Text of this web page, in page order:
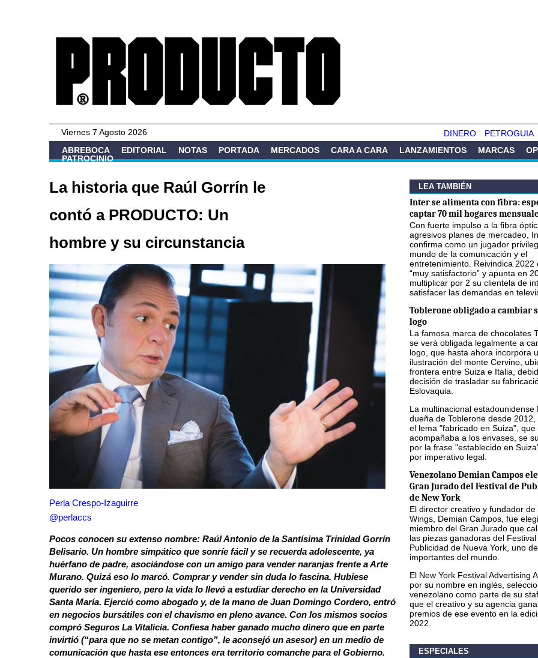
Viernes 7 Agosto 2026 PETROGUIA
DINERO
ABREBOCA
EDITORIAL NOTAS PORTADA MERCADOS CARA A CARA LANZAMIENTOS MARCAS
PATROCINIO
La historia que Raúl Gorrín le
contó a PRODUCTO: Un
hombre y su circunstancia
Perla Crespo-Izaguirre
@perlaccs
Pocos conocen su extenso nombre: Raúl Antonio de la Santísima Trinidad Gorrín
Belisario. Un hombre simpático que sonríe fácil y se recuerda adolescente, ya
huérfano de padre, asociándose con un amigo para vender naranjas frente a Arte
Murano. Quizá eso lo marcó. Comprar y vender sin duda lo fascina. Hubiese
querido ser ingeniero, pero la vida lo llevó a estudiar derecho en la Universidad
Santa María. Ejerció como abogado y, de la mano de Juan Domingo Cordero, entró
en negocios bursátiles con el chavismo en pleno avance. Con los mismos socios
compró Seguros La Vitalicia. Confiesa haber ganado mucho dinero que en parte
invirtió (“para que no se metan contigo”, le aconsejó un asesor) en un medio de
comunicación que hasta ese entonces era territorio comanche para el Gobierno.
LEA TAMBIÉN
Inter se alimenta con fibra:
captar 70 mil hogares
Con fuerte impulso a la fibra
agresivos planes de mercadeo,
confirma como un jugador
mundo de la comunicación y el
entretenimiento. Reivindica 2022
“muy satisfactorio” y apunta en
multiplicar por 2 su clientela de
satisfacer las demandas en
Toblerone obligado a cambiar
logo
La famosa marca de chocolates
se verá obligada legalmente a
logo, que hasta ahora incorpora
ilustración del monte Cervino,
frontera entre Suiza e Italia,
decisión de trasladar su
Eslovaquia.
La multinacional estadounidense
dueña de Toblerone desde 2012,
el lema "fabricado en Suiza", que
acompañaba a los envases, se
por la frase "establecido en
por imperativo legal.
Venezolano Demian Campos
Gran Jurado del Festival de
de New York
El director creativo y fundador de
Wings, Demian Campos, fue
miembro del Gran Jurado que
las piezas ganadoras del Festival
Publicidad de Nueva York, uno
importantes del mundo.
El New York Festival Advertising
por su nombre en inglés,
venezolano como parte de su
que el creativo y su agencia
premios de ese evento en la
2022.
ESPECIALES